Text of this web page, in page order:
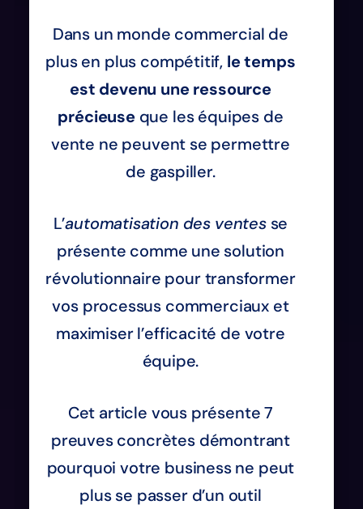
Dans un monde commercial de
plus en plus compétitif, le temps
est devenu une ressource
précieuseque les équipes de
vente ne peuvent se permettre
de gaspiller.
L’automatisation des ventesse
présente comme une solution
révolutionnaire pour transformer
vos processus commerciaux et
maximiser l’efficacité de votre
équipe.
Cet article vous présente 7
preuves concrètes démontrant
pourquoi votre business ne peut
plus se passer d’un outil